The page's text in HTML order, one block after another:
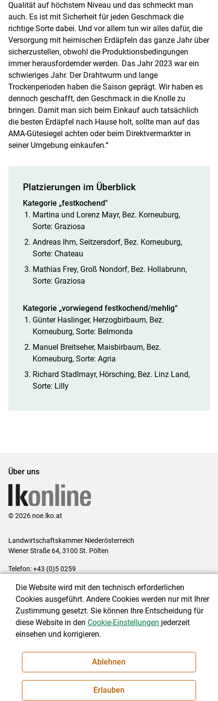
Qualität auf höchstem Niveau und das schmeckt man
auch. Es ist mit Sicherheit für jeden Geschmack die
richtige Sorte dabei. Und vor allem tun wir alles dafür, die
Versorgung mit heimischen Erdäpfeln das ganze Jahr über
sicherzustellen, obwohl die Produktionsbedingungen
immer herausfordernder werden. Das Jahr 2023 war ein
schwieriges Jahr. Der Drahtwurm und lange
Trockenperioden haben die Saison geprägt. Wir haben es
dennoch geschafft, den Geschmack in die Knolle zu
bringen. Damit man sich beim Einkauf auch tatsächlich
die besten Erdäpfel nach Hause holt, sollte man auf das
AMA-Gütesiegel achten oder beim Direktvermarkter in
seiner Umgebung einkaufen.“
Platzierungen im Überblick
Kategorie „festkochend"
Martina und Lorenz Mayr, Bez. Korneuburg,
Sorte: Graziosa
Andreas Ihm, Seitzersdorf, Bez. Korneuburg,
Sorte: Chateau
Mathias Frey, Groß Nondorf, Bez. Hollabrunn,
Sorte: Graziosa
Kategorie „vorwiegend festkochend/mehlig“
Günter Haslinger, Herzogbirbaum, Bez.
Korneuburg, Sorte: Belmonda
Manuel Breitseher, Maisbirbaum, Bez.
Korneuburg, Sorte: Agria
Richard Stadlmayr, Hörsching, Bez. Linz Land,
Sorte: Lilly
Über uns
© 2026 noe.lko.at
Landwirtschaftskammer Niederösterreich
Wiener Straße 64, 3100 St. Pölten
Telefon: +43 (0)5 0259
Impressum|Kontakt|Datenschutzerklärung|Barrierefreiheit|
Cookie-Einstellungen
NEWSLETTER
Die Website wird mit den technisch erforderlichen
Cookies ausgeführt. Andere Cookies werden nur mit Ihrer
Zustimmung gesetzt. Sie können Ihre Entscheidung für
diese Website in den Cookie-Einstellungen jederzeit
einsehen und korrigieren.
Ablehnen
Erlauben